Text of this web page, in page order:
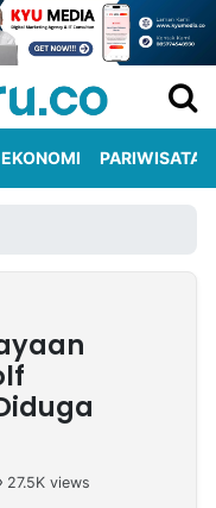
EKONOMI PARIWISATA
27.5K views